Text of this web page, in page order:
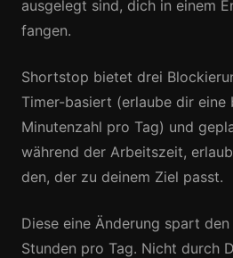
ausgelegt sind, dich in einem
fangen.
Shortstop bietet drei
Timer-basiert (erlaube dir eine
Minutenzahl pro Tag) und
während der Arbeitszeit,
den, der zu deinem Ziel passt.
Diese eine Änderung spart
Stunden pro Tag. Nicht durch